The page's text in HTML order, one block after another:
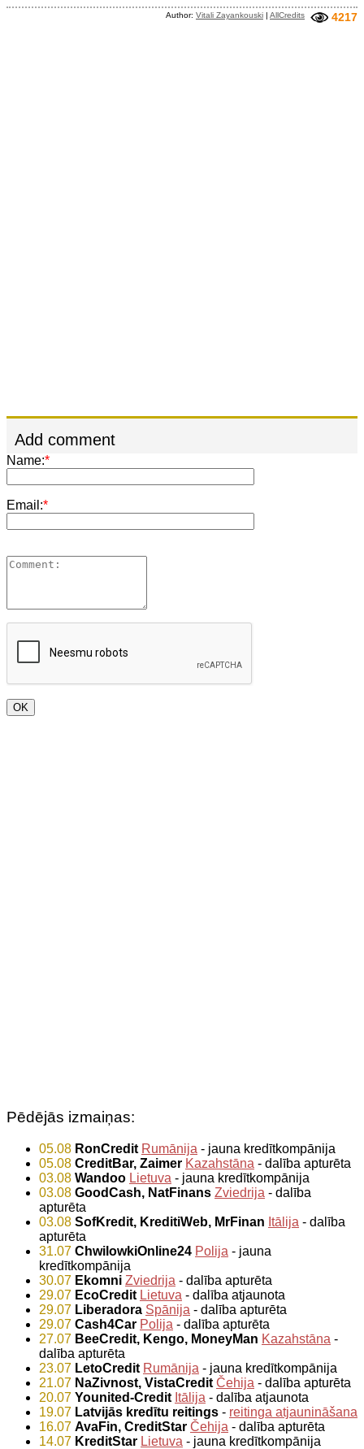
4217
Author: Vitali Zayankouski AllCredits
Add comment
Name:*
Email:*
Pēdējās izmaiņas:
05.08 RonCredit Rumānija - jauna kredītkompānija
05.08 CreditBar, Zaimer Kazahstāna - dalība apturēta
03.08 Wandoo Lietuva - jauna kredītkompānija
03.08 GoodCash, NatFinans Zviedrija - dalība
apturēta
03.08 SofKredit, KreditiWeb, MrFinan Itālija - dalība
apturēta
31.07 ChwilowkiOnline24 Polija - jauna
kredītkompānija
30.07 Ekomni Zviedrija - dalība apturēta
29.07 EcoCredit Lietuva - dalība atjaunota
29.07 Liberadora Spānija - dalība apturēta
29.07 Cash4Car Polija - dalība apturēta
27.07 BeeCredit, Kengo, MoneyMan Kazahstāna -
dalība apturēta
23.07 LetoCredit Rumānija - jauna kredītkompānija
21.07 NaZivnost, VistaCredit Čehija - dalība apturēta
20.07 Younited-Credit Itālija - dalība atjaunota
19.07 Latvijās kredītu reitings - reitinga atjaunināšana
16.07 AvaFin, CreditStar Čehija - dalība apturēta
14.07 KreditStar Lietuva - jauna kredītkompānija